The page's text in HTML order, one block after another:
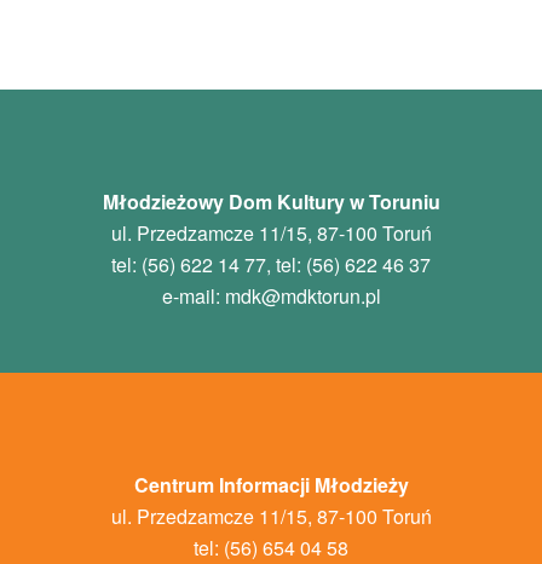
Młodzieżowy Dom Kultury w Toruniu
ul. Przedzamcze 11/15, 87-100 Toruń
tel: (56) 622 14 77, tel: (56) 622 46 37
e-mail: mdk@mdktorun.pl
Centrum Informacji Młodzieży
ul. Przedzamcze 11/15, 87-100 Toruń
tel: (56) 654 04 58